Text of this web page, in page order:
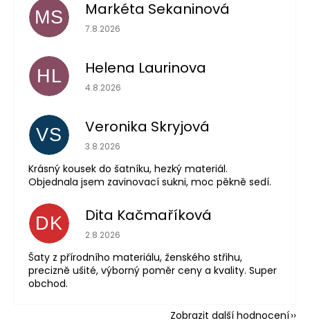
MS Markéta Sekaninová
Hodnocení obchodu je 5 z 5 hvězdiček.
7.8.2026
HL Helena Laurinova
Hodnocení obchodu je 5 z 5 hvězdiček.
4.8.2026
VS Veronika Skryjová
Hodnocení obchodu je 5 z 5 hvězdiček.
3.8.2026
Krásný kousek do šatníku, hezký materiál.
Objednala jsem zavinovací sukni, moc pěkně sedí.
DK Dita Kačmaříková
Hodnocení obchodu je 5 z 5 hvězdiček.
2.8.2026
Šaty z přírodního materiálu, ženského střihu,
precizně ušité, výborný poměr ceny a kvality. Super
obchod.
Zobrazit další hodnocení